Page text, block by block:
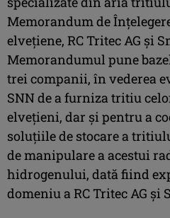
Memorandum de
elvețiene, RC Tritec AG și
Memorandumul pune
trei companii, în vederea
SNN de a furniza tritiu
elvețieni, dar și pentru a
soluțiile de stocare a
de manipulare a acestui
hidrogenului, dată fiind
domeniu a RC Tritec AG și